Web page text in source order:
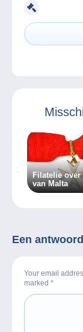
Filatelie over
van Malta
Een
Your email
marked *